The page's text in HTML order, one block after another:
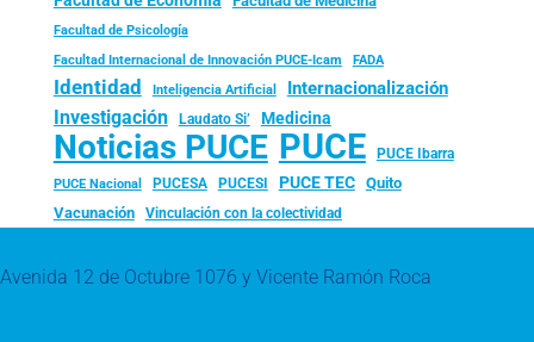
Facultad de Psicología
Facultad Internacional de Innovación PUCE-Icam FADA
Identidad Inteligencia Artificial Internacionalización
Investigación Laudato Si’ Medicina
Noticias PUCE PUCE PUCE Ibarra
PUCE Nacional PUCESA PUCESI PUCE TEC
Quito
Vacunación
Vinculación con la colectividad
Avenida 12 de Octubre 1076 y Vicente Ramón Roca